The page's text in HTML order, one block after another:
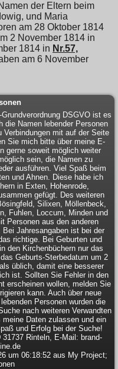
der Eltern beim
und Maria
am 28 Oktober 1814
2 November 1814 in
1814 in Nr.57,
am 6 November
DSGVO ist es
die Namen lebender Personen
mit auf der Seite
Sie mich bitte über meine E-
gerne soweit möglich weiter
sein, die Namen zu
ausführen. Viel Spaß beim
und Ahnen. Diese habe ich
in Exten, Hohenrode,
gefügt. Des weiteren
Silixen, Möllenbeck,
Fuhlen, Loccum, Minden und
Personen aus den anderen
Jahresangaben ist bei der
richtige. Bei Geburten und
den Kirchenbüchern nur das
Geburts-Sterbedatum um 2
üblich, damit eine besserer
ist. Sollten Sie Fehler in den
erscheinen wollen, melden Sie
kann. Auch über neue
Personen wurden die
nach weiteren Verwandten
Daten zulassen und ein
und Erfolg bei der Suche!
31737 Rinteln, E-Mail: brand-
um 06:18:52 aus My Project;